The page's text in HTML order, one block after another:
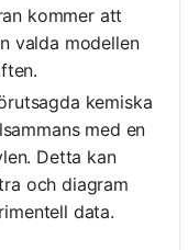
kommer att
valda modellen
kemiska
med en
Detta kan
och diagram
data.